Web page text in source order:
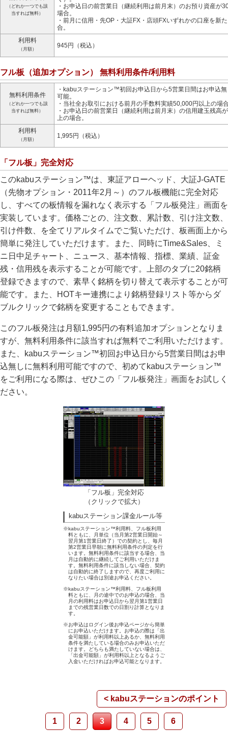
（どれか一つでも該
当すれば無料）
・お申込日の前営業日（継続利用は前月末）のお預り資産が
場合。
・前月に信用・先OP・大証FX・店頭FXいずれかの口座を新
合。
利用料
（月額） 945円（税込）
フル板（追加オプション） 無料利用条件/利用料
無料利用条件
（どれか一つでも該
当すれば無料）
・kabuステーション™初回お申込日から5営業日間はお申込
可能。
・当社全お取引における前月の手数料実績50,000円以上の場
・お申込日の前営業日（継続利用は前月末）の信用建玉残高
上の場合。
利用料
（月額） 1,995円（税込）
「フル板」完全対応
このkabuステーション™は、東証アローヘッド、大証J-GATE
（先物オプション・2011年2月～）のフル板機能に完全対応
し、すべての板情報を漏れなく表示する「フル板発注」画面を
実装しています。価格ごとの、注文数、累計数、引け注文数、
引け件数、を全てリアルタイムでご覧いただけ、板画面上から
簡単に発注していただけます。また、同時にTime&Sales、ミ
ニ日中足チャート、ニュース、基本情報、指標、業績、証金
残・信用残を表示することが可能です。上部のタブに20銘柄
登録できますので、素早く銘柄を切り替えて表示することが可
能です。また、HOTキー連携により銘柄登録リスト等からダ
ブルクリックで銘柄を変更することもできます。
このフル板発注は月額1,995円の有料追加オプションとなりま
すが、無料利用条件に該当すれば無料でご利用いただけます。
また、kabuステーション™初回お申込日から5営業日間はお申
込無しに無料利用可能ですので、初めてkabuステーション™
をご利用になる際は、ぜひこの「フル板発注」画面をお試しく
ださい。
「フル板」完全対応
（クリックで拡大）
kabuステーション課金ルール等
※kabuステーション™利用料、フル板利用
料ともに、月単位（当月第2営業日開始～
翌月第1営業日終了）での契約とし、毎月
第2営業日早朝に無料利用条件の判定を行
います。無料利用条件に該当する場合、当
月は自動的に継続してご利用いただけま
す。無料利用条件に該当しない場合、契約
は自動的に終了しますので、再度ご利用に
なりたい場合は別途お申込ください。
※kabuステーション™利用料、フル板利用
料ともに、月の途中でのお申込の場合、当
月の利用料はお申込日から翌月第1営業日
までの残営業日数での日割り計算となりま
す。
※お申込はログイン後お申込ページから簡単
にお申込いただけます。お申込の際は「出
金可能額」が利用料以上あるか、無料利用
条件を満たしている場合のみお申込いただ
けます。どちらも満たしていない場合は、
「出金可能額」が利用料以上となるようご
入金いただければお申込可能となります。
< kabuステーションのポイント
1 2 3 4 5 6